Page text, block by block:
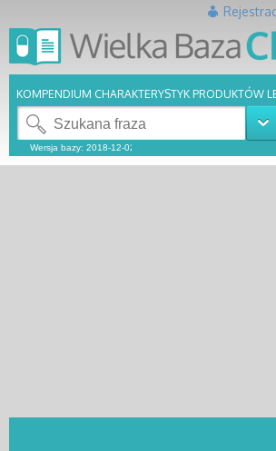
KOMPENDIUM CHARAKTERYSTYK PRODUKTÓW